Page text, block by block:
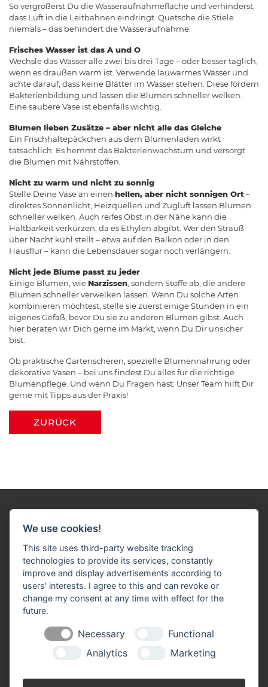
So vergrößerst Du die Wasseraufnahmefläche und verhinderst,
dass Luft in die Leitbahnen eindringt. Quetsche die Stiele
niemals – das behindert die Wasseraufnahme.
Frisches Wasser ist das A und O
Wechsle das Wasser alle zwei bis drei Tage – oder besser täglich,
wenn es draußen warm ist. Verwende lauwarmes Wasser und
achte darauf, dass keine Blätter im Wasser stehen. Diese fördern
Bakterienbildung und lassen die Blumen schneller welken.
Eine saubere Vase ist ebenfalls wichtig.
Blumen lieben Zusätze – aber nicht alle das Gleiche
Ein Frischhaltepäckchen aus dem Blumenladen wirkt
tatsächlich: Es hemmt das Bakterienwachstum und versorgt
die Blumen mit Nährstoffen.
Nicht zu warm und nicht zu sonnig
Stelle Deine Vase an einen hellen, aber nicht sonnigen Ort–
direktes Sonnenlicht, Heizquellen und Zugluft lassen Blumen
schneller welken. Auch reifes Obst in der Nähe kann die
Haltbarkeit verkürzen, da es Ethylen abgibt. Wer den Strauß
über Nacht kühl stellt – etwa auf den Balkon oder in den
Hausflur – kann die Lebensdauer sogar noch verlängern.
Nicht jede Blume passt zu jeder
Einige Blumen, wie Narzissen , sondern Stoffe ab, die andere
Blumen schneller verwelken lassen. Wenn Du solche Arten
kombinieren möchtest, stelle sie zuerst einige Stunden in ein
eigenes Gefäß, bevor Du sie zu anderen Blumen gibst. Auch
hier beraten wir Dich gerne im Markt, wenn Du Dir unsicher
bist.
Ob praktische Gartenscheren, spezielle Blumennahrung oder
dekorative Vasen – bei uns findest Du alles für die richtige
Blumenpflege. Und wenn Du Fragen hast: Unser Team hilft Dir
gerne mit Tipps aus der Praxis!
ZURÜCK
Impressum Datenschutz Widerruf-Formular
Cookie-Einstellungen ändern
Lange Straße 85
47608 Geldern-Kapellen
Telefon: 0 28 38 / 38 70
We use cookies!
This site uses third-party website tracking
technologies to provide its services, constantly
improve and display advertisements according to
users' interests. I agree to this and can revoke or
change my consent at any time with effect for the
future.
Necessary
Functional
Analytics
Marketing